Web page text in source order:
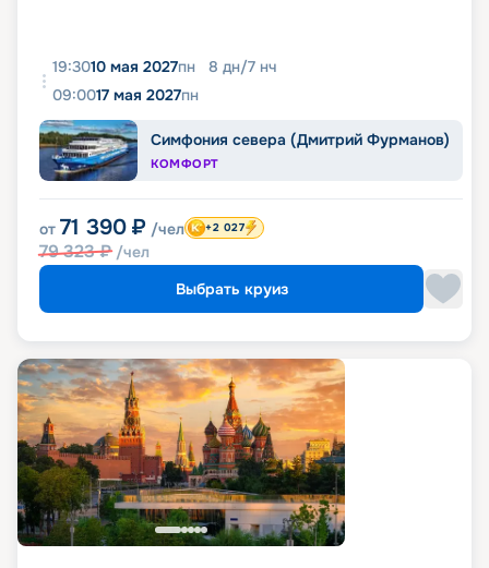
19:3010 мая 2027пн 8 дн/7 нч
09:0017 мая 2027пн
Симфония севера (Дмитрий Фурманов)
КОМФОРТ
от 71 390 ₽ /чел
79 323₽ /чел
+2 027
Выбрать круиз